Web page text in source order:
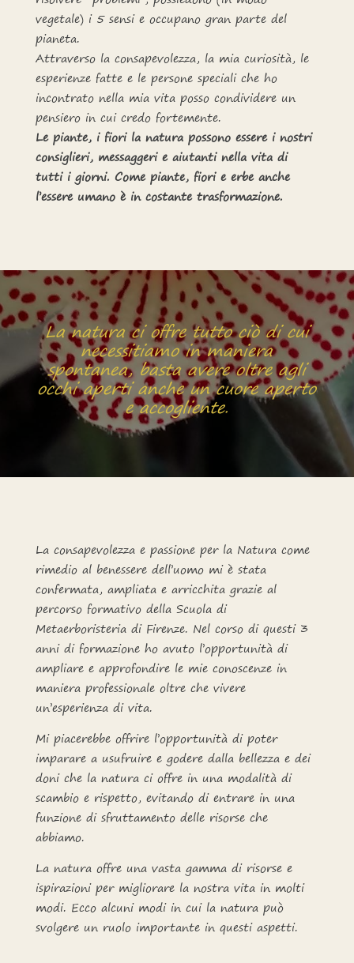
vegetale) i 5 sensi e occupano gran parte del
pianeta.
Attraverso la consapevolezza, la mia curiosità, le
esperienze fatte e le persone speciali che ho
incontrato nella mia vita posso condividere un
pensiero in cui credo fortemente.
Le piante, i fiori la natura possono essere i nostri
consiglieri, messaggeri e aiutanti nella vita di
tutti i giorni. Come piante, fiori e erbe anche
l’essere umano è in costante trasformazione.
La natura ci offre tutto ciò di cui
necessitiamo in maniera
spontanea, basta avere oltre agli
occhi aperti anche un cuore aperto
e accogliente.
La consapevolezza e passione per la Natura come
rimedio al benessere dell’uomo mi è stata
confermata, ampliata e arricchita grazie al
percorso formativo della Scuola di
Metaerboristeria di Firenze. Nel corso di questi 3
anni di formazione ho avuto l’opportunità di
ampliare e approfondire le mie conoscenze in
maniera professionale oltre che vivere
un’esperienza di vita.
Mi piacerebbe offrire l’opportunità di poter
imparare a usufruire e godere dalla bellezza e dei
doni che la natura ci offre in una modalità di
scambio e rispetto, evitando di entrare in una
funzione di sfruttamento delle risorse che
abbiamo.
La natura offre una vasta gamma di risorse e
ispirazioni per migliorare la nostra vita in molti
modi. Ecco alcuni modi in cui la natura può
svolgere un ruolo importante in questi aspetti.